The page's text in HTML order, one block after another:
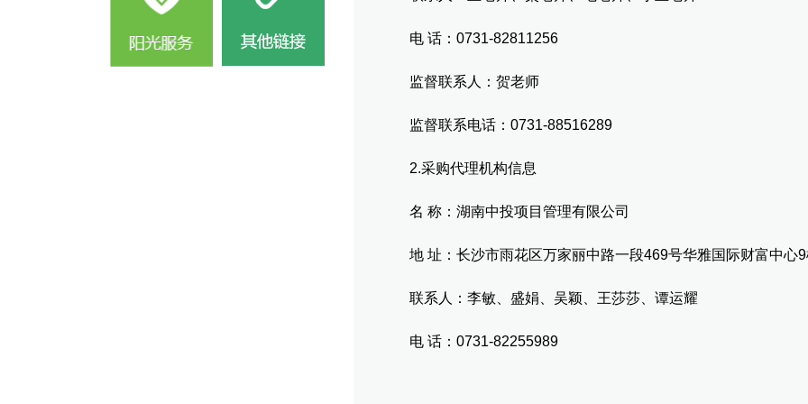
电 话：0731-82811256
监督联系人：贺老师
监督联系电话：0731-88516289
2.采购代理机构信息
名 称：湖南中投项目管理有限公司
地 址：长沙市雨花区万家丽中路一段469号华雅国际财富中心9
联系人：李敏、盛娟、吴颖、王莎莎、谭运耀
电 话：0731-82255989